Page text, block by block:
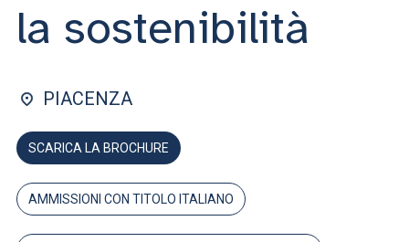
Corsi di studio
Facoltà e campus
ACCEDI ALLA MAIL ICATT
la sostenibilità
PIACENZA
SCARICA LA BROCHURE
AMMISSIONI CON TITOLO ITALIANO